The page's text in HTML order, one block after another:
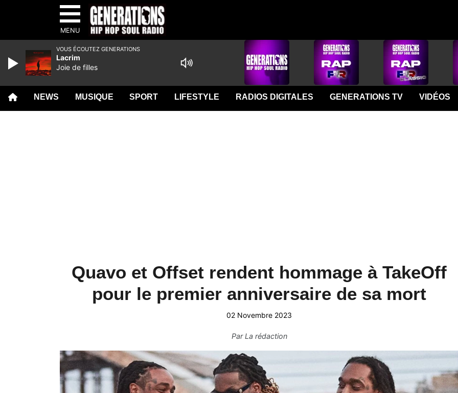
MENU
NEWS MUSIQUE SPORT LIFESTYLE RADIOS DIGITALES GENERATIONS TV VIDÉOS
Quavo et Offset rendent hommage à TakeOff
pour le premier anniversaire de sa mort
02 Novembre 2023
ParLa rédaction
VOUS ÉCOUTEZ GENERATIONS
Lacrim
Joie de filles